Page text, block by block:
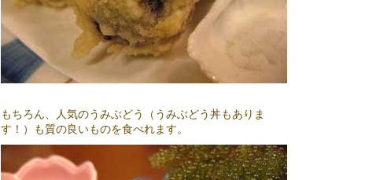
もちろん、人気のうみぶどう（うみぶどう丼もありま
す！）も質の良いものを食べれます。